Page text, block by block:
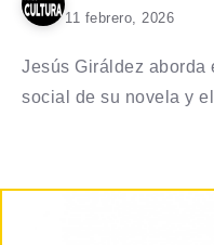
11 febrero, 2026
Jesús Giráldez aborda
social de su novela y